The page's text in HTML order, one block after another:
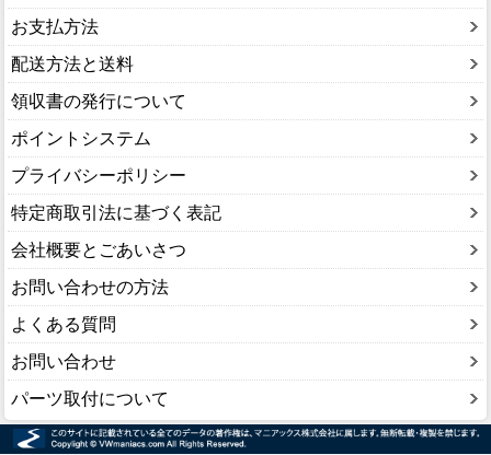
お支払方法
配送方法と送料
領収書の発行について
ポイントシステム
プライバシーポリシー
特定商取引法に基づく表記
会社概要とごあいさつ
お問い合わせの方法
よくある質問
お問い合わせ
パーツ取付について